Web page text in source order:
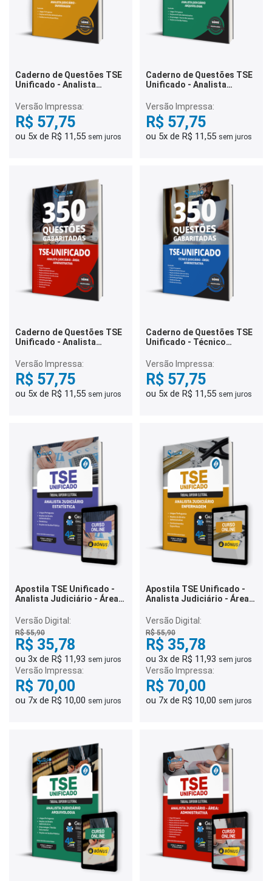
Caderno de Questões TSE
Unificado - Analista
Especializado -
Especialidade:
Enfermagem - 250
Questões Gabaritadas
Versão Impressa:
R$ 57,75
ou 5x de R$ 11,55 sem juros
Caderno de Questões TSE
Unificado - Analista
Especializado -
Especialidade:
Arquivologia - 250
Questões Gabaritadas
Versão Impressa:
R$ 57,75
ou 5x de R$ 11,55 sem juros
Caderno de Questões TSE
Unificado - Analista
Administrativa - 350
Questões Gabaritadas
Versão Impressa:
R$ 57,75
ou 5x de R$ 11,55 sem juros
Caderno de Questões TSE
Unificado - Técnico
Administrativa - 350
Questões Gabaritadas
Versão Impressa:
R$ 57,75
ou 5x de R$ 11,55 sem juros
Apostila TSE Unificado -
Analista Judiciário - Área:
Especialidade: Estatística
Versão Digital:
R$ 55,90
R$ 35,78
ou 3x de R$ 11,93 sem juros
Versão Impressa:
R$ 70,00
ou 7x de R$ 10,00 sem juros
Apostila TSE Unificado -
Analista Judiciário - Área:
Especialidade:
Enfermagem
Versão Digital:
R$ 55,90
R$ 35,78
ou 3x de R$ 11,93 sem juros
Versão Impressa:
R$ 70,00
ou 7x de R$ 10,00 sem juros